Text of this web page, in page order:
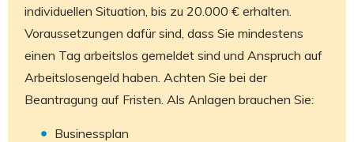
individuellen Situation, bis zu 20.000 € erhalten.
Voraussetzungen dafür sind, dass Sie mindestens
einen Tag arbeitslos gemeldet sind und Anspruch auf
Arbeitslosengeld haben. Achten Sie bei der
Beantragung auf Fristen. Als Anlagen brauchen Sie:
Businessplan